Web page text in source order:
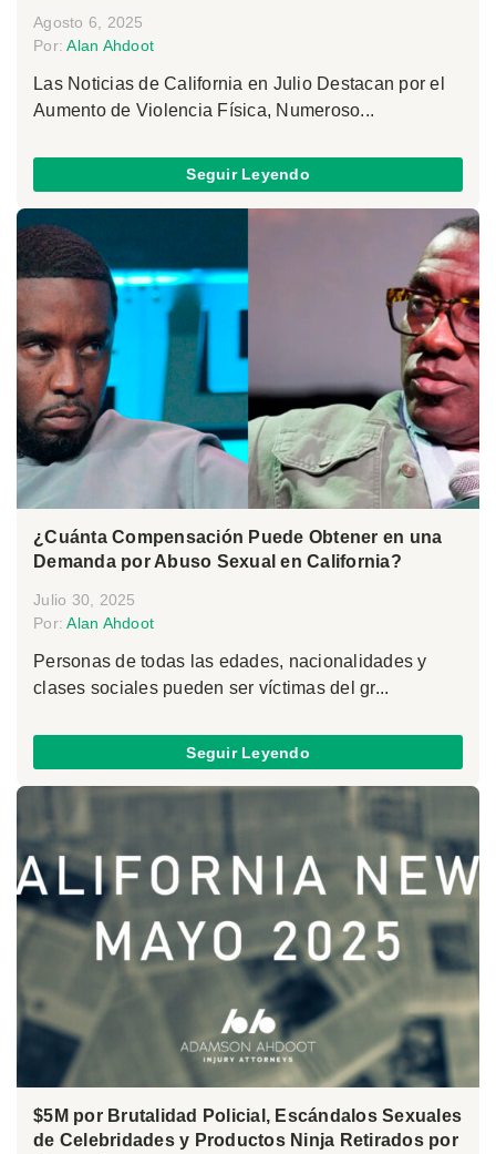
Agosto 6, 2025
Por:Alan Ahdoot
Las Noticias de California en Julio Destacan por el
Aumento de Violencia Física, Numeroso...
Seguir Leyendo
¿Cuánta Compensación Puede Obtener en una
Demanda por Abuso Sexual en California?
Julio 30, 2025
Por:Alan Ahdoot
Personas de todas las edades, nacionalidades y
clases sociales pueden ser víctimas del gr...
Seguir Leyendo
$5M por Brutalidad Policial, Escándalos Sexuales
de Celebridades y Productos Ninja Retirados por